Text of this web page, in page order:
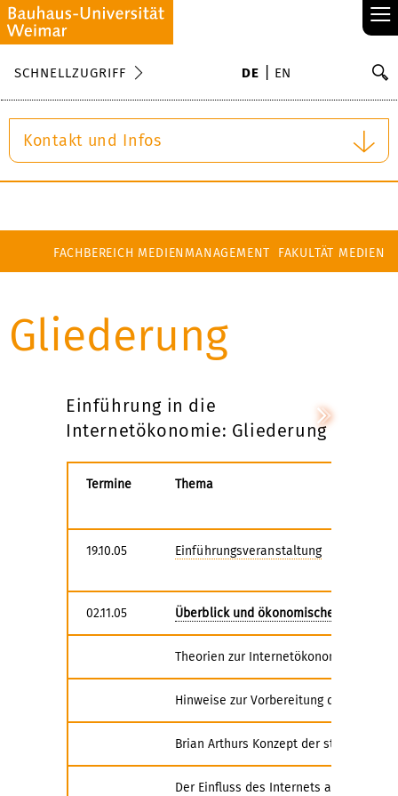
≡
SCHNELLZUGRIFF DE EN
Kontakt und Infos
FACHBEREICH MEDIENMANAGEMENT FAKULTÄT MEDIEN
Gliederung
Einführung in die
Internetökonomie: Gliederung
Termine Thema
19.10.05 Einführungsveranstaltung
02.11.05 Überblick und ökonomische
Theorien zur Internetökonomie
Hinweise zur Vorbereitung der
Brian Arthurs Konzept der steigenden
Der Einfluss des Internets auf